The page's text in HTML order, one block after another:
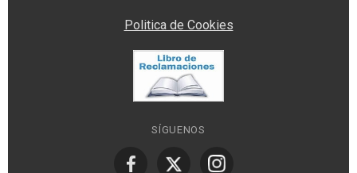
Politica de Cookies
SÍGUENOS